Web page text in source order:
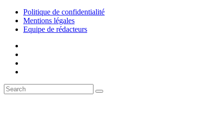
Politique de confidentialité
Mentions légales
Equipe de rédacteurs